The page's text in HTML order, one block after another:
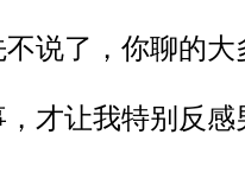
说了，你聊的大
才让我特别反